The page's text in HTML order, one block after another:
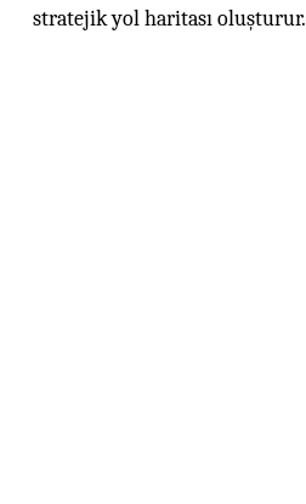
stratejik yol haritası oluşturur.